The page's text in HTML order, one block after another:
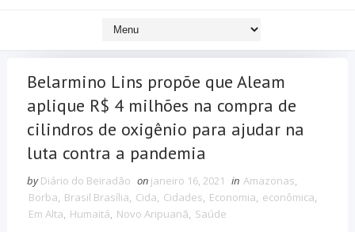
Belarmino Lins propõe que Aleam
aplique R$ 4 milhões na compra de
cilindros de oxigênio para ajudar na
luta contra a pandemia
by Diário do Beiradão on janeiro 16, 2021 in Amazonas,
Borba, Brasil Brasília, Cida, Cidades, Economia, econômica,
Em Alta, Humaitá, Novo Aripuanã, Saúde